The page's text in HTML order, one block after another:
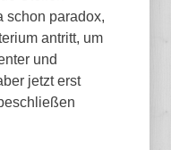
schon paradox,
antritt, um
und
jetzt erst